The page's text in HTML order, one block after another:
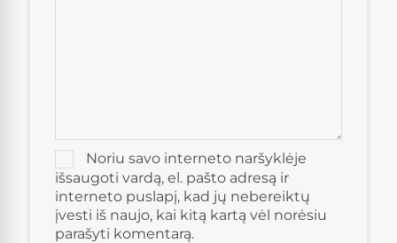
Noriu savo interneto naršyklėje
išsaugoti vardą, el. pašto adresą ir
interneto puslapį, kad jų nebereiktų
įvesti iš naujo, kai kitą kartą vėl norėsiu
parašyti komentarą.